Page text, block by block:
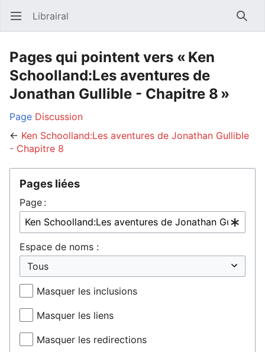
Ouvrir le menu principal Librairal
Pages qui pointent vers « Ken
Schoolland:Les aventures de
Jonathan Gullible - Chapitre 8 »
Page Discussion
← Ken Schoolland:Les aventures de Jonathan Gullible
- Chapitre 8
Pages liées
Page :
Espace de noms :
Masquer les inclusions
Masquer les liens
Masquer les redirections